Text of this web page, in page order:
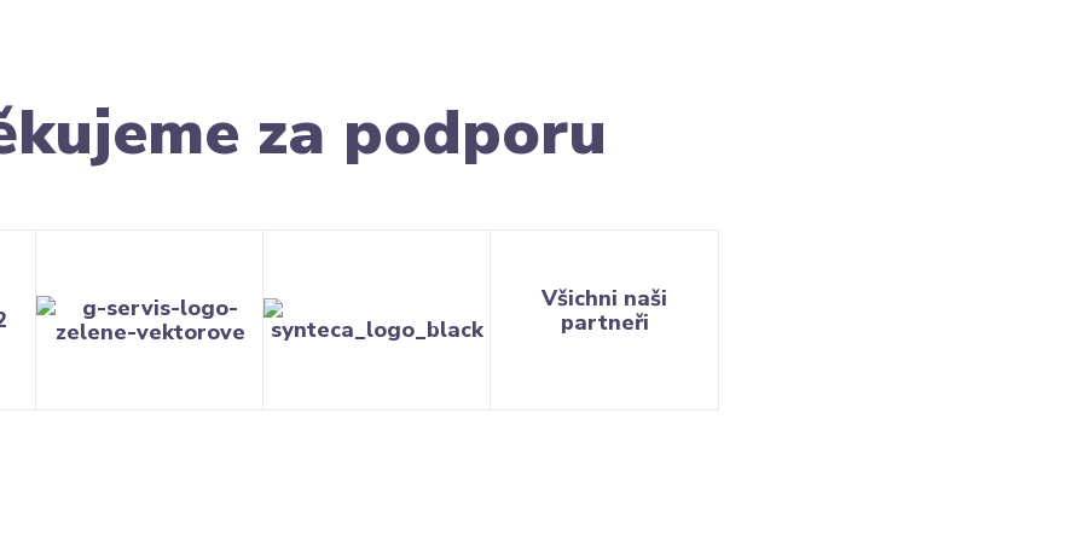
za podporu
Všichni naši
partneři